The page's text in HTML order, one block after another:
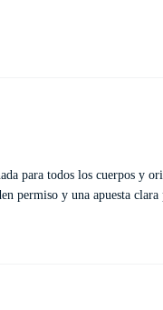
para todos los cuerpos y
permiso y una apuesta clara